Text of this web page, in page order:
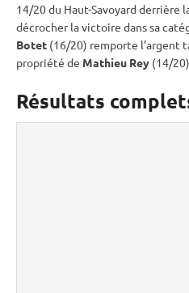
14/20 du Haut-Savoyard derrière
décrocher la victoire dans sa
Botet (16/20) remporte l’argent
propriété de Mathieu Rey (14/
Résultats